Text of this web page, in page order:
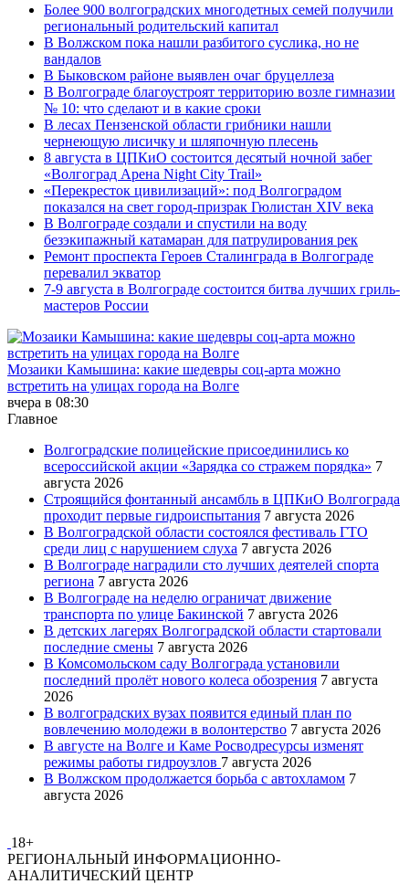
Более 900 волгоградских многодетных семей получили
региональный родительский капитал
В Волжском пока нашли разбитого суслика, но не
вандалов
В Быковском районе выявлен очаг бруцеллеза
В Волгограде благоустроят территорию возле гимназии
№ 10: что сделают и в какие сроки
В лесах Пензенской области грибники нашли
чернеющую лисичку и шляпочную плесень
8 августа в ЦПКиО состоится десятый ночной забег
«Волгоград Арена Night City Trail»
«Перекресток цивилизаций»: под Волгоградом
показался на свет город-призрак Гюлистан XIV века
В Волгограде создали и спустили на воду
безэкипажный катамаран для патрулирования рек
Ремонт проспекта Героев Сталинграда в Волгограде
перевалил экватор
7-9 августа в Волгограде состоится битва лучших гриль-
мастеров России
Мозаики Камышина: какие шедевры соц-арта можно
встретить на улицах города на Волге
вчера в 08:30
Главное
Волгоградские полицейские присоединились ко
всероссийской акции «Зарядка со стражем порядка» 7
августа 2026
Строящийся фонтанный ансамбль в ЦПКиО Волгограда
проходит первые гидроиспытания 7 августа 2026
В Волгоградской области состоялся фестиваль ГТО
среди лиц с нарушением слуха 7 августа 2026
В Волгограде наградили сто лучших деятелей спорта
региона 7 августа 2026
В Волгограде на неделю ограничат движение
транспорта по улице Бакинской 7 августа 2026
В детских лагерях Волгоградской области стартовали
последние смены 7 августа 2026
В Комсомольском саду Волгограда установили
последний пролёт нового колеса обозрения 7 августа
2026
В волгоградских вузах появится единый план по
вовлечению молодежи в волонтерство 7 августа 2026
В августе на Волге и Каме Росводресурсы изменят
режимы работы гидроузлов 7 августа 2026
В Волжском продолжается борьба с автохламом 7
августа 2026
18+
РЕГИОНАЛЬНЫЙ ИНФОРМАЦИОННО-
АНАЛИТИЧЕСКИЙ ЦЕНТР